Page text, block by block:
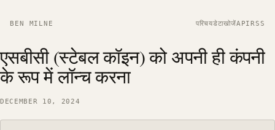
BEN MILNE परिचयडेटाखोजेंAPIRSS
एसबीसी (स्टेबल कॉइन) को अपनी ही कंपनी
के रूप में लॉन्च करना
DECEMBER 10, 2024